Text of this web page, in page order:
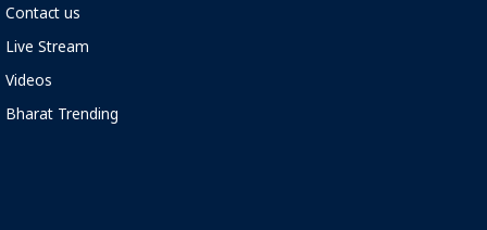
Contact us
Live Stream
Videos
Bharat Trending